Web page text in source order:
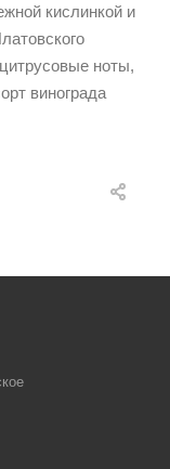
кислинкой и
ноты,
винограда